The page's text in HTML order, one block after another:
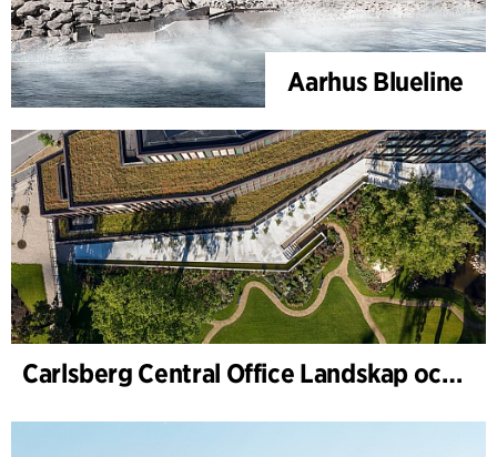
Aarhus Blueline
Carlsberg Central Office Landskap och renovering av Carl Jacobsens trädgård